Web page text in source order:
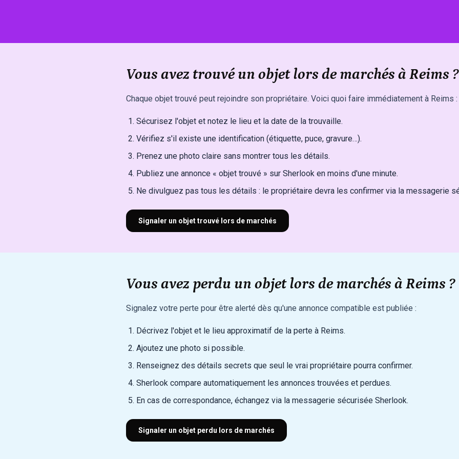
Vous avez trouvé un objet lors de marchés à Reims ?
Chaque objet trouvé peut rejoindre son propriétaire. Voici quoi faire immédiatement à Reims :
Sécurisez l'objet et notez le lieu et la date de la trouvaille.
Vérifiez s'il existe une identification (étiquette, puce, gravure…).
Prenez une photo claire sans montrer tous les détails.
Publiez une annonce « objet trouvé » sur Sherlook en moins d'une minute.
Ne divulguez pas tous les détails : le propriétaire devra les confirmer via la messagerie
Signaler un objet trouvé lors de marchés
Vous avez perdu un objet lors de marchés à Reims ?
Signalez votre perte pour être alerté dès qu'une annonce compatible est publiée :
Décrivez l'objet et le lieu approximatif de la perte à Reims.
Ajoutez une photo si possible.
Renseignez des détails secrets que seul le vrai propriétaire pourra confirmer.
Sherlook compare automatiquement les annonces trouvées et perdues.
En cas de correspondance, échangez via la messagerie sécurisée Sherlook.
Signaler un objet perdu lors de marchés